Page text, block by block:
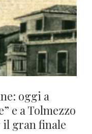
oggi a
e a Tolmezzo
gran finale